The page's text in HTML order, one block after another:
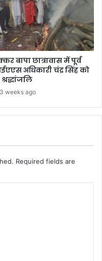
बापा छात्रावास में पूर्व
अधिकारी चंद्र सिंह को
श्रद्धांजलि
3 weeks ago
Required fields are